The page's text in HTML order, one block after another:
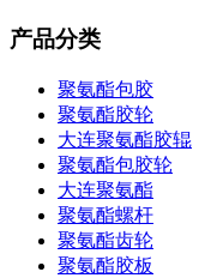
产品分类
聚氨酯包胶
聚氨酯胶轮
大连聚氨酯胶辊
聚氨酯包胶轮
大连聚氨酯
聚氨酯螺杆
聚氨酯齿轮
聚氨酯胶板